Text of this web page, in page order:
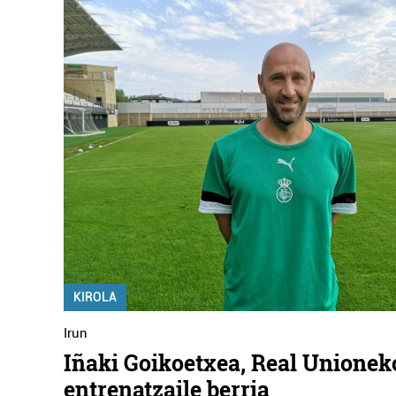
KIROLA
Irun
Iñaki Goikoetxea, Real
entrenatzaile berria